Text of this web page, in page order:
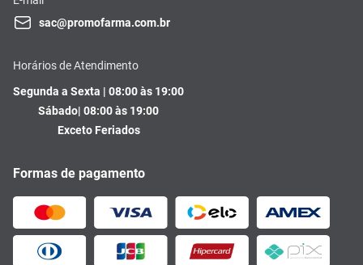
sac@promofarma.com.br
Horários de Atendimento
Segunda a Sexta | 08:00 às 19:00
Sábado| 08:00 às 19:00
Exceto Feriados
Formas de pagamento